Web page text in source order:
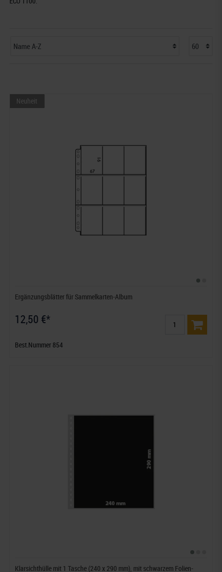
Neuheit
Ergänzungsblätter für Sammelkarten-Album
12,50 €*
Best.Nummer 854
Klarsichthülle mit 1 Tasche (240 x 290 mm), mit schwarzem Folien-